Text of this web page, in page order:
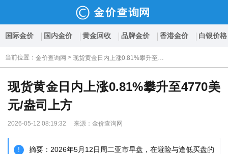
国际金价 国内金价 黄金回收 品牌金价 香港金价 白银价格
当前位置 ： 金价查询网 > 现货黄金日内上涨0.81%攀升至4770美元/盎司上方
现货黄金日内上涨0.81%攀升至4770美
元/盎司上方
2026-05-12 08:19:32 来源：金价查询网
摘要：2026年5月12日周二亚市早盘，在避险与逢低买盘的